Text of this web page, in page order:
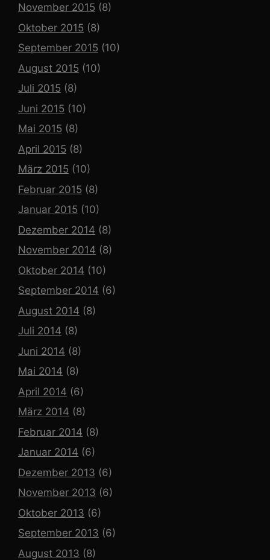
November 2015 (8)
Oktober 2015 (8)
September 2015 (10)
August 2015 (10)
Juli 2015 (8)
Juni 2015 (10)
Mai 2015 (8)
April 2015 (8)
März 2015 (10)
Februar 2015 (8)
Januar 2015 (10)
Dezember 2014 (8)
November 2014 (8)
Oktober 2014 (10)
September 2014 (6)
August 2014 (8)
Juli 2014 (8)
Juni 2014 (8)
Mai 2014 (8)
April 2014 (6)
März 2014 (8)
Februar 2014 (8)
Januar 2014 (6)
Dezember 2013 (6)
November 2013 (6)
Oktober 2013 (6)
September 2013 (6)
August 2013 (8)